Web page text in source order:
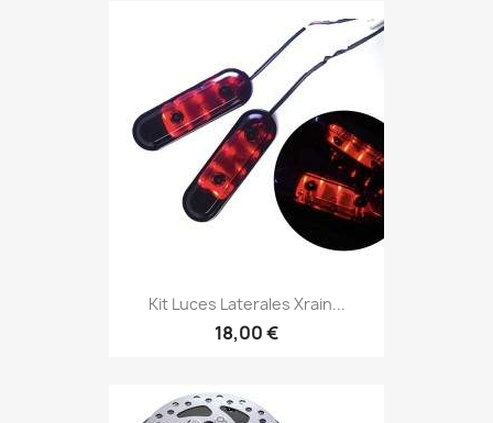
Kit Luces Laterales Xrain...
18,00 €